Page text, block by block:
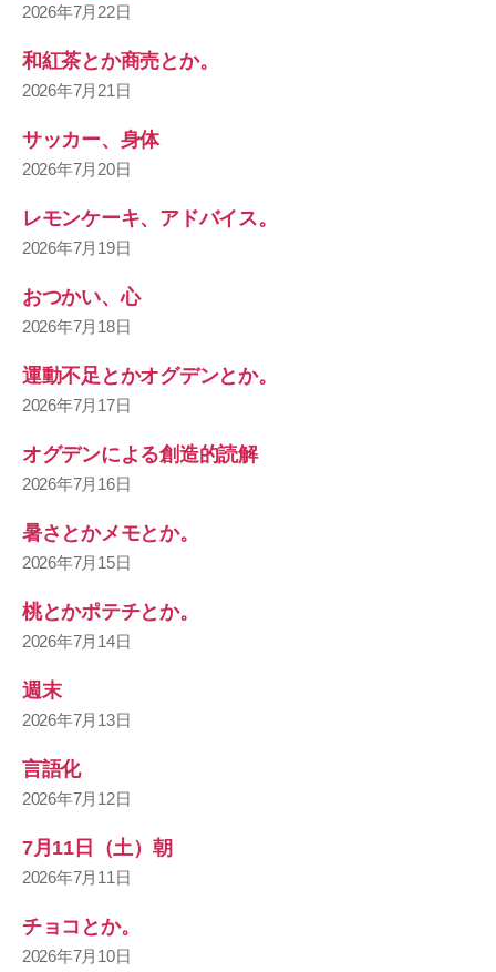
2026年7月22日
和紅茶とか商売とか。
2026年7月21日
サッカー、身体
2026年7月20日
レモンケーキ、アドバイス。
2026年7月19日
おつかい、心
2026年7月18日
運動不足とかオグデンとか。
2026年7月17日
オグデンによる創造的読解
2026年7月16日
暑さとかメモとか。
2026年7月15日
桃とかポテチとか。
2026年7月14日
週末
2026年7月13日
言語化
2026年7月12日
7月11日（土）朝
2026年7月11日
チョコとか。
2026年7月10日